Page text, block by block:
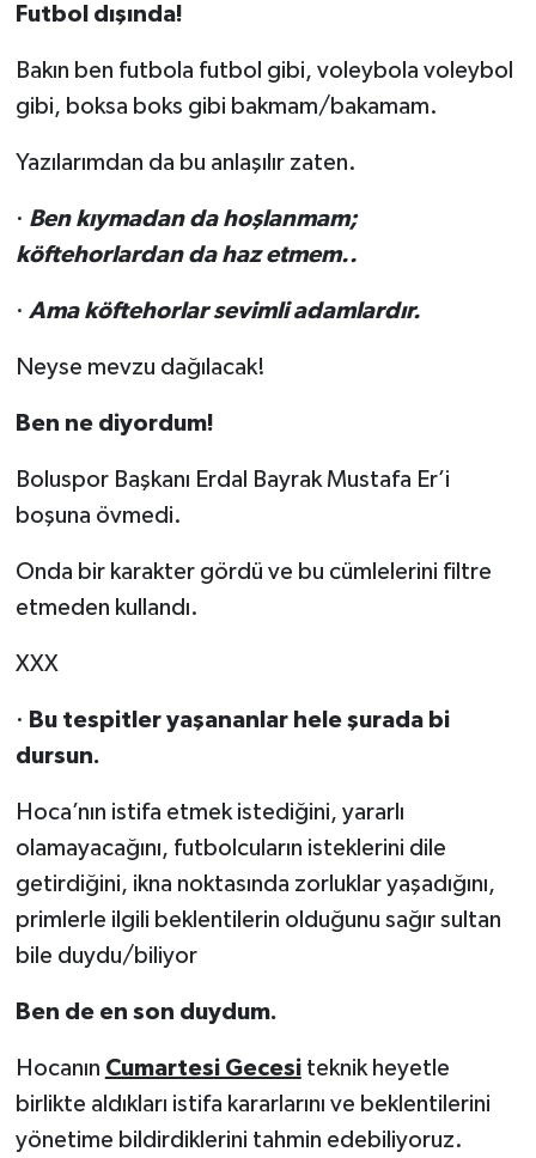
Futbol dışında!
Bakın ben futbola futbol gibi, voleybola voleybol
gibi, boksa boks gibi bakmam/bakamam.
Yazılarımdan da bu anlaşılır zaten.
· Ben kıymadan da hoşlanmam;
köftehorlardan da haz etmem..
· Ama köftehorlar sevimli adamlardır.
Neyse mevzu dağılacak!
Ben ne diyordum!
Boluspor Başkanı Erdal Bayrak Mustafa Er’i
boşuna övmedi.
Onda bir karakter gördü ve bu cümlelerini filtre
etmeden kullandı.
XXX
· Bu tespitler yaşananlar hele şurada bi
dursun.
Hoca’nın istifa etmek istediğini, yararlı
olamayacağını, futbolcuların isteklerini dile
getirdiğini, ikna noktasında zorluklar yaşadığını,
primlerle ilgili beklentilerin olduğunu sağır sultan
bile duydu/biliyor
Ben de en son duydum.
Hocanın Cumartesi Gecesiteknik heyetle
birlikte aldıkları istifa kararlarını ve beklentilerini
yönetime bildirdiklerini tahmin edebiliyoruz.